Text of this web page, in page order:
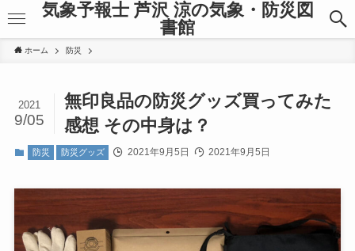
気象予報士 芦沢 涼の気象・防災図
書館
ホーム 防災
無印良品の防災グッズ買ってみた
感想 その中身は？
2021
9/05
防災 防災グッズ 2021年9月5日 2021年9月5日